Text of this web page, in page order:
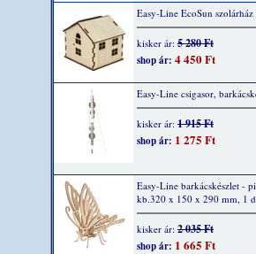
Easy-Line EcoSun szolárház
kisker ár: 5 280 Ft
shop ár: 4 450 Ft
Easy-Line csigasor,
kisker ár: 1 915 Ft
shop ár: 1 275 Ft
Easy-Line barkácskészlet -
kb.320 x 150 x 290 mm, 1
kisker ár: 2 035 Ft
shop ár: 1 665 Ft